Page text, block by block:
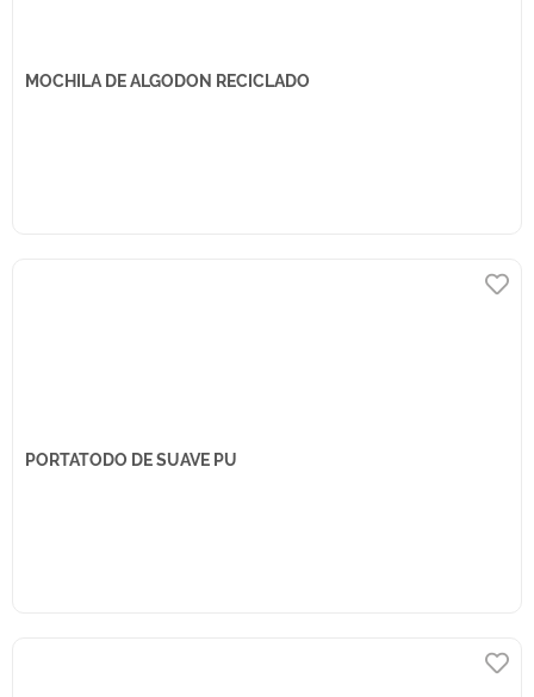
MOCHILA DE ALGODON RECICLADO
PORTATODO DE SUAVE PU